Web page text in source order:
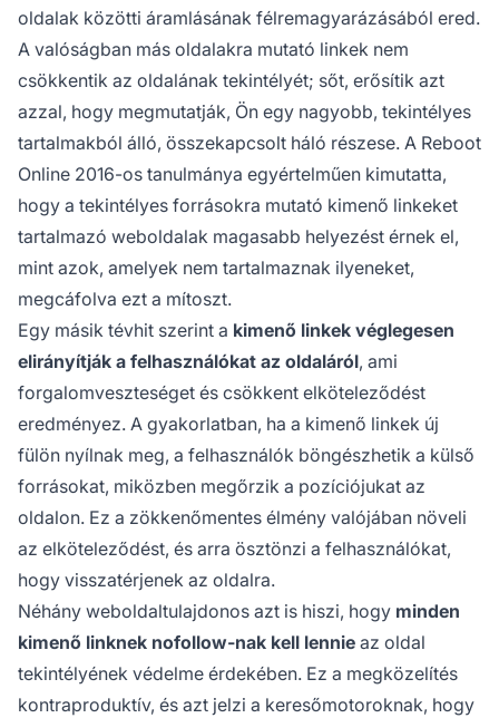
oldalak közötti áramlásának félremagyarázásából ered.
A valóságban más oldalakra mutató linkek nem
csökkentik az oldalának tekintélyét; sőt, erősítik azt
azzal, hogy megmutatják, Ön egy nagyobb, tekintélyes
tartalmakból álló, összekapcsolt háló részese. A Reboot
Online 2016-os tanulmánya egyértelműen kimutatta,
hogy a tekintélyes forrásokra mutató kimenő linkeket
tartalmazó weboldalak magasabb helyezést érnek el,
mint azok, amelyek nem tartalmaznak ilyeneket,
megcáfolva ezt a mítoszt.
Egy másik tévhit szerint a kimenő linkek véglegesen
elirányítják a felhasználókat az oldaláról, ami
forgalomveszteséget és csökkent elköteleződést
eredményez. A gyakorlatban, ha a kimenő linkek új
fülön nyílnak meg, a felhasználók böngészhetik a külső
forrásokat, miközben megőrzik a pozíciójukat az
oldalon. Ez a zökkenőmentes élmény valójában növeli
az elköteleződést, és arra ösztönzi a felhasználókat,
hogy visszatérjenek az oldalra.
Néhány weboldaltulajdonos azt is hiszi, hogy minden
kimenő linknek nofollow-nak kell lennie az oldal
tekintélyének védelme érdekében. Ez a megközelítés
kontraproduktív, és azt jelzi a keresőmotoroknak, hogy